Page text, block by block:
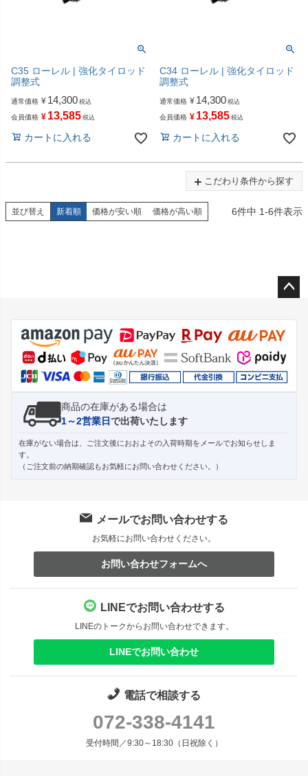
C35 ローレル | 強化タイロッド
調整式
通常価格 ¥ 14,300 税込
会員価格 ¥ 13,585 税込
カートに入れる
C34 ローレル | 強化タイロッド
調整式
通常価格 ¥ 14,300 税込
会員価格 ¥ 13,585 税込
カートに入れる
こだわり条件から探す
並び替え 新着順 価格が安い順 価格が高い順 6件中 1-6件表示
ジト
ップ
へ
商品の在庫がある場合は
1～2営業日で出荷いたします
在庫がない場合は、ご注文後におおよその入荷時期をメールでお知らせしま
す。
（ご注文前の納期確認もお気軽にお問い合わせください。）
メールでお問い合わせする
お気軽にお問い合わせください。
お問い合わせフォームへ
LINEでお問い合わせする
LINEのトークからお問い合わせできます。
LINEでお問い合わせ
電話で相談する
072-338-4141
受付時間／9:30～18:30（日祝除く）